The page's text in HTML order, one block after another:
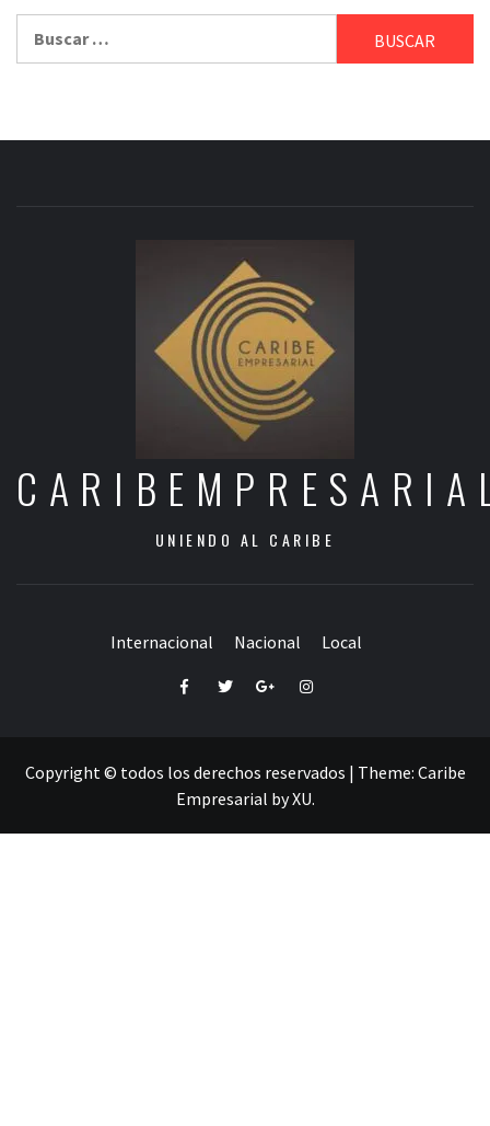
UNIENDO AL CARIBE
Internacional Nacional Local
FacebookTwitterGoogle+Instagram
Copyright © todos los derechos reservados | Theme: Caribe
Empresarial byXU.